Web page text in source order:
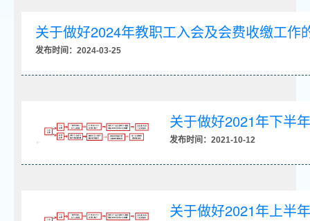
关于做好2024年教职工入会及会费收缴工作
发布时间：2024-03-25
关于做好2021年下半
发布时间：2021-10-12
关于做好2021年上半